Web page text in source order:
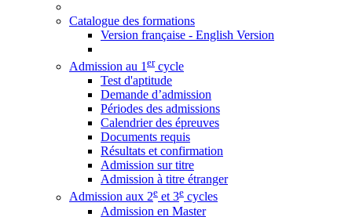
Catalogue des formations
Version française - English Version
Admission au 1 ercycle
Test d'aptitude
Demande d’admission
Périodes des admissions
Calendrier des épreuves
Documents requis
Résultats et confirmation
Admission sur titre
Admission à titre étranger
Admission aux 2e et 3e cycles
Admission en Master